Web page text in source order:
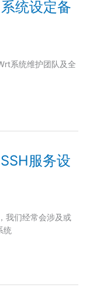
统设定备
系统维护团队及全
服务设
我们经常会涉及或
统